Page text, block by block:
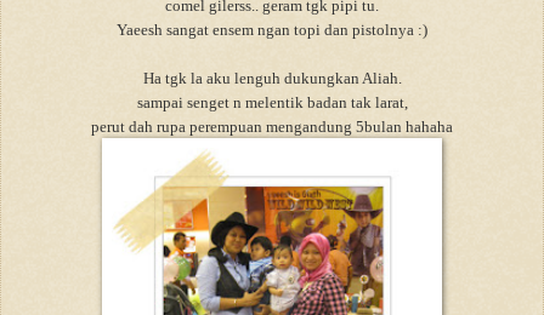
comel gilerss.. geram tgk pipi tu.
Yaeesh sangat ensem ngan topi dan pistolnya :)
Ha tgk la aku lenguh dukungkan Aliah.
sampai senget n melentik badan tak larat,
perut dah rupa perempuan mengandung 5bulan hahaha